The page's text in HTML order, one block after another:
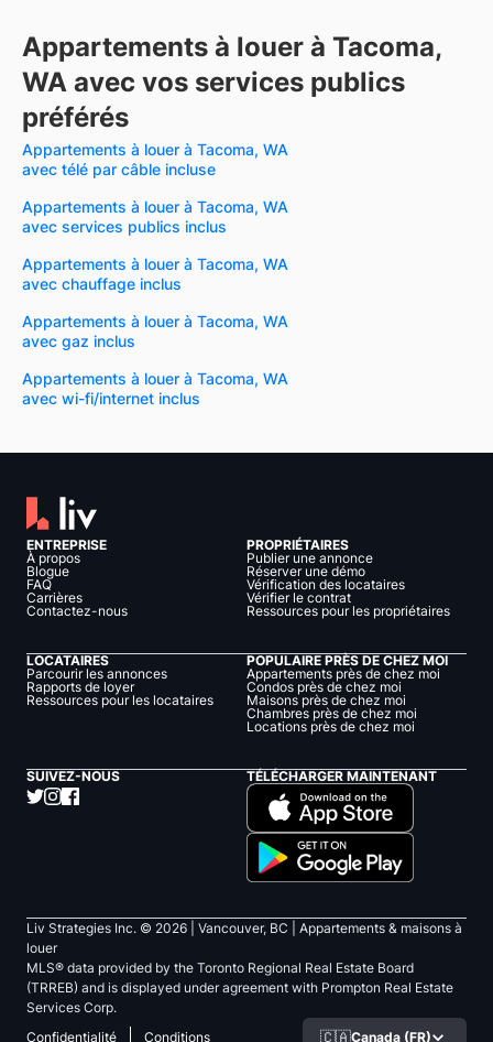
Appartements à louer à Tacoma,
WA avec vos services publics
préférés
Appartements à louer à Tacoma, WA
avec télé par câble incluse
Appartements à louer à Tacoma, WA
avec services publics inclus
Appartements à louer à Tacoma, WA
avec chauffage inclus
Appartements à louer à Tacoma, WA
avec gaz inclus
Appartements à louer à Tacoma, WA
avec wi-fi/internet inclus
ENTREPRISE
À propos
Blogue
FAQ
Carrières
Contactez-nous
PROPRIÉTAIRES
Publier une annonce
Réserver une démo
Vérification des locataires
Vérifier le contrat
Ressources pour les propriétaires
LOCATAIRES
Parcourir les annonces
Rapports de loyer
Ressources pour les locataires
POPULAIRE PRÈS DE CHEZ MOI
Appartements près de chez moi
Condos près de chez moi
Maisons près de chez moi
Chambres près de chez moi
Locations près de chez moi
SUIVEZ-NOUS TÉLÉCHARGER MAINTENANT
Liv Strategies Inc. © 2026 | Vancouver, BC |
Appartements & maisons à
louer
MLS® data provided by the Toronto Regional Real Estate Board
(TRREB) and is displayed under agreement with Prompton Real Estate
Services Corp.
Confidentialité
Conditions 🇨🇦Canada (FR)